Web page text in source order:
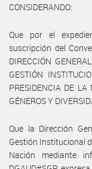
CONSIDERANDO:
Que por el
suscripción del
DIRECCIÓN
GESTIÓN
PRESIDENCIA DE LA
GÉNEROS Y
Que la Dirección
Gestión Institucional
Nación mediante